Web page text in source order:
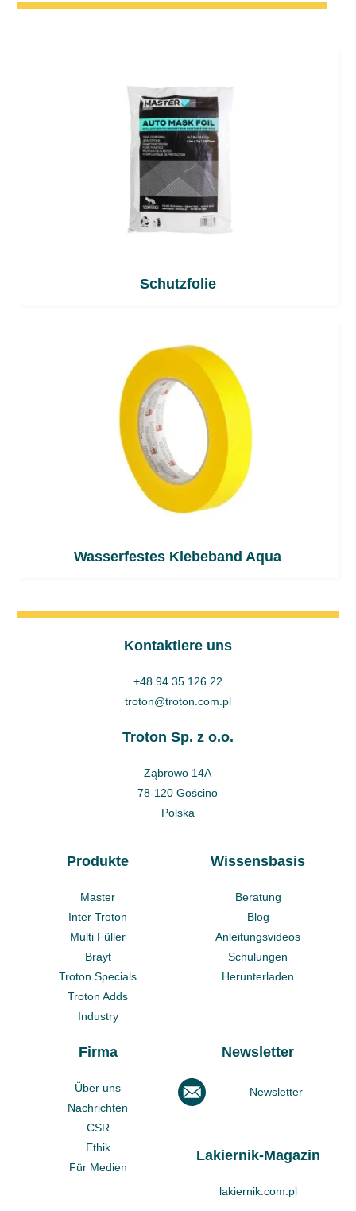
Schutzfolie
Wasserfestes Klebeband Aqua
Kontaktiere uns
+48 94 35 126 22
troton@troton.com.pl
Troton Sp. z o.o.
Ząbrowo 14A
78-120 Gościno
Polska
Produkte
Master
Inter Troton
Multi Füller
Brayt
Troton Specials
Troton Adds
Industry
Wissensbasis
Beratung
Blog
Anleitungsvideos
Schulungen
Herunterladen
Firma
Über uns
Nachrichten
CSR
Ethik
Für Medien
Newsletter
Newsletter
Lakiernik-Magazin
lakiernik.com.pl